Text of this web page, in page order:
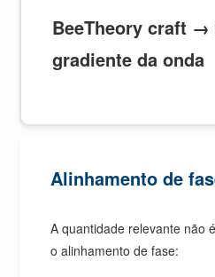
BeeTheory craft →
gradiente da onda
Alinhamento de
A quantidade relevante não
o alinhamento de fase: